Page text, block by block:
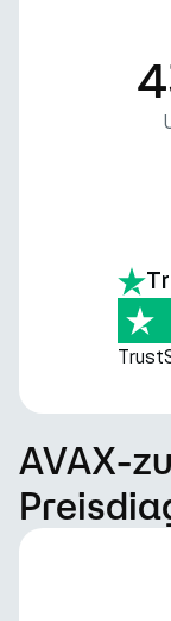
AVAX-